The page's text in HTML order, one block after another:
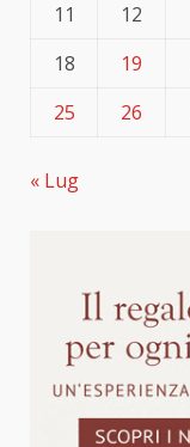
11
12
18
19
25
26
« Lug